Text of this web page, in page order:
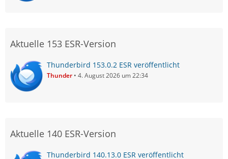
Aktuelle 153 ESR-Version
Thunderbird 153.0.2 ESR veröffentlicht
Thunder 4. August 2026 um 22:34
Aktuelle 140 ESR-Version
Thunderbird 140.13.0 ESR veröffentlicht